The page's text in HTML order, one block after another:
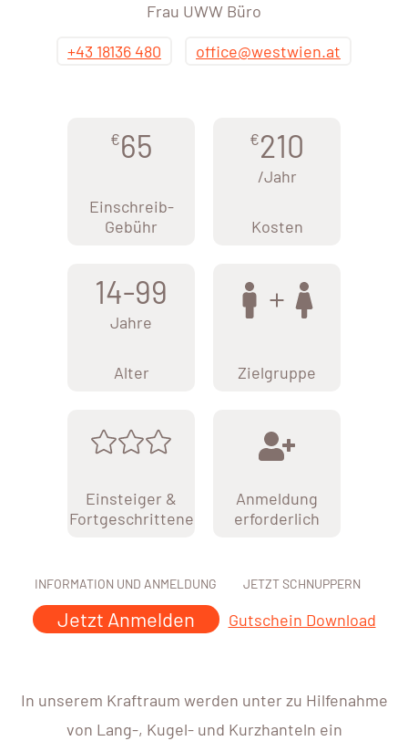
Frau UWW Büro
+43 18136 480
office@westwien.at
€65
Einschreib-
Gebühr
€210
/Jahr
Kosten
14-99
Jahre
Alter Zielgruppe
Einsteiger &
Fortgeschrittene
Anmeldung
erforderlich
INFORMATION UND ANMELDUNG
Jetzt Anmelden
JETZT SCHNUPPERN
Gutschein Download
In unserem Kraftraum werden unter zu Hilfenahme
von Lang-, Kugel- und Kurzhanteln ein